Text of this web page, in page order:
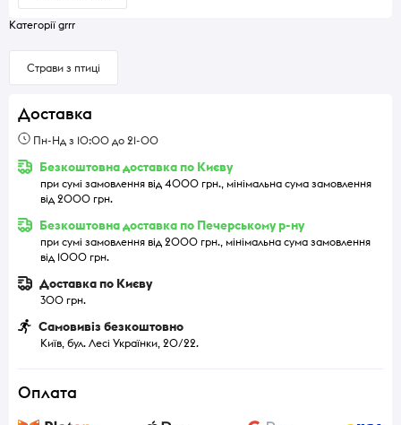
Категорії grrr
Страви з птиці
Доставка
Пн-Нд з 10:00 до 21-00
Безкоштовна доставка по Києву
при сумі замовлення від 4000 грн., мінімальна сума замовлення
від 2000 грн.
Безкоштовна доставка по Печерському р-ну
при сумі замовлення від 2000 грн., мінімальна сума замовлення
від 1000 грн.
Доставка по Києву
300 грн.
Самовивіз безкоштовно
Київ, бул. Лесі Українки, 20/22.
Оплата